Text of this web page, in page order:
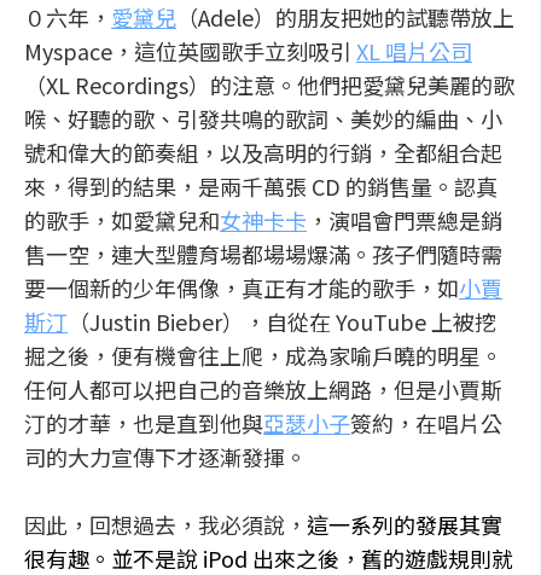
０六年， 愛黛兒 （Adele）的朋友把她的試聽帶放上
Myspace，這位英國歌手立刻吸引 XL 唱片公司
（XL Recordings）的注意。他們把愛黛兒美麗的歌
喉、好聽的歌、引發共鳴的歌詞、美妙的編曲、小
號和偉大的節奏組，以及高明的行銷，全都組合起
來，得到的結果，是兩千萬張 CD 的銷售量。認真
的歌手，如愛黛兒和女神卡卡 ，演唱會門票總是銷
售一空，連大型體育場都場場爆滿。孩子們隨時需
要一個新的少年偶像，真正有才能的歌手，如小賈
斯汀 （Justin Bieber），自從在 YouTube 上被挖
掘之後，便有機會往上爬，成為家喻戶曉的明星。
任何人都可以把自己的音樂放上網路，但是小賈斯
汀的才華，也是直到他與亞瑟小子簽約，在唱片公
司的大力宣傳下才逐漸發揮。
因此，回想過去，我必須說， 這一系列的發展其實
很有趣。並不是說 iPod 出來之後，舊的遊戲規則就